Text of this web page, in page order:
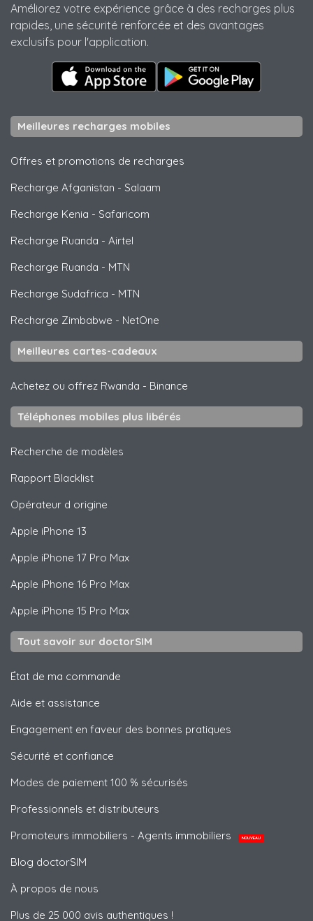
Améliorez votre expérience grâce à des recharges plus
rapides, une sécurité renforcée et des avantages
exclusifs pour l'application.
Meilleures recharges mobiles
Offres et promotions de recharges
Recharge Afganistan - Salaam
Recharge Kenia - Safaricom
Recharge Ruanda - Airtel
Recharge Ruanda - MTN
Recharge Sudafrica - MTN
Recharge Zimbabwe - NetOne
Meilleures cartes-cadeaux
Achetez ou offrez Rwanda - Binance
Téléphones mobiles plus libérés
Recherche de modèles
Rapport Blacklist
Opérateur d origine
Apple iPhone 13
Apple iPhone 17 Pro Max
Apple iPhone 16 Pro Max
Apple iPhone 15 Pro Max
Tout savoir sur doctorSIM
État de ma commande
Aide et assistance
Engagement en faveur des bonnes pratiques
Sécurité et confiance
Modes de paiement 100 % sécurisés
Professionnels et distributeurs
Promoteurs immobiliers - Agents immobiliers
NOUVEAU
Blog doctorSIM
À propos de nous
Plus de 25 000 avis authentiques !